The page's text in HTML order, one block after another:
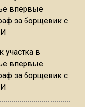
участка в
впервые
за борщевик с